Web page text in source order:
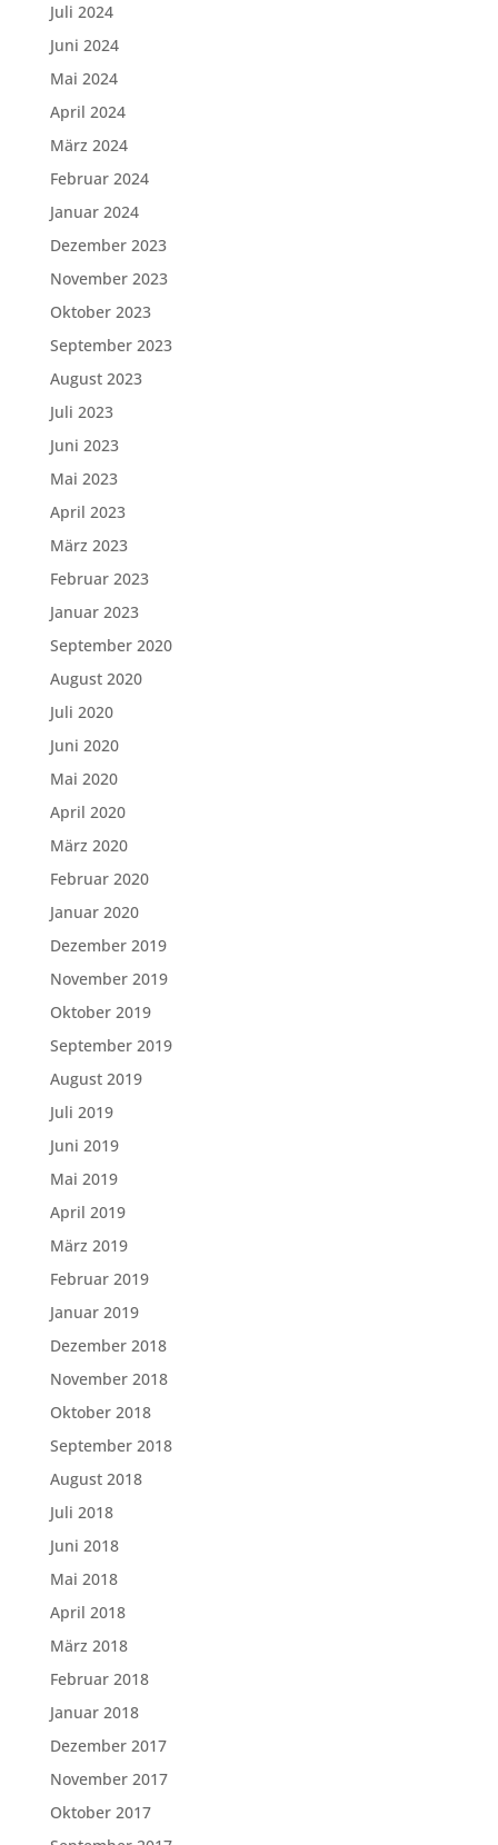
Juli 2024
Juni 2024
Mai 2024
April 2024
März 2024
Februar 2024
Januar 2024
Dezember 2023
November 2023
Oktober 2023
September 2023
August 2023
Juli 2023
Juni 2023
Mai 2023
April 2023
März 2023
Februar 2023
Januar 2023
September 2020
August 2020
Juli 2020
Juni 2020
Mai 2020
April 2020
März 2020
Februar 2020
Januar 2020
Dezember 2019
November 2019
Oktober 2019
September 2019
August 2019
Juli 2019
Juni 2019
Mai 2019
April 2019
März 2019
Februar 2019
Januar 2019
Dezember 2018
November 2018
Oktober 2018
September 2018
August 2018
Juli 2018
Juni 2018
Mai 2018
April 2018
März 2018
Februar 2018
Januar 2018
Dezember 2017
November 2017
Oktober 2017